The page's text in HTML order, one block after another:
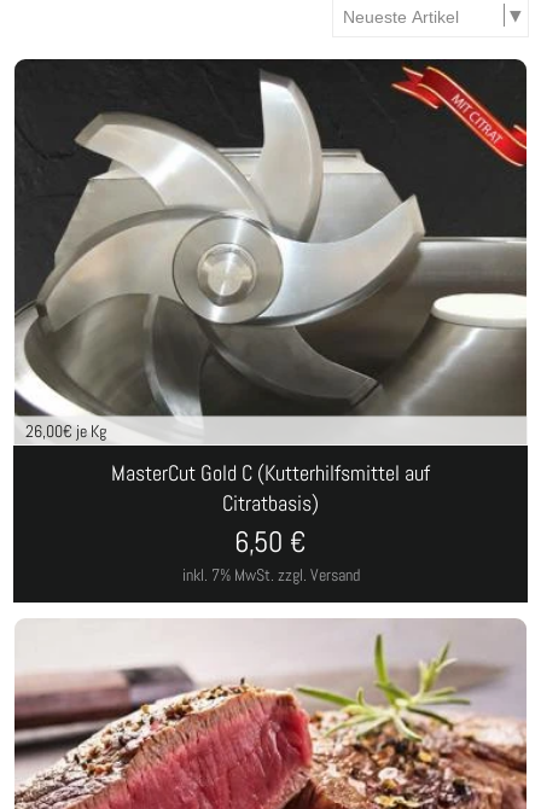
26,00€ je Kg
MasterCut Gold C (Kutterhilfsmittel auf
Citratbasis)
inkl. 7% MwSt. zzgl. Versand
6,50 €